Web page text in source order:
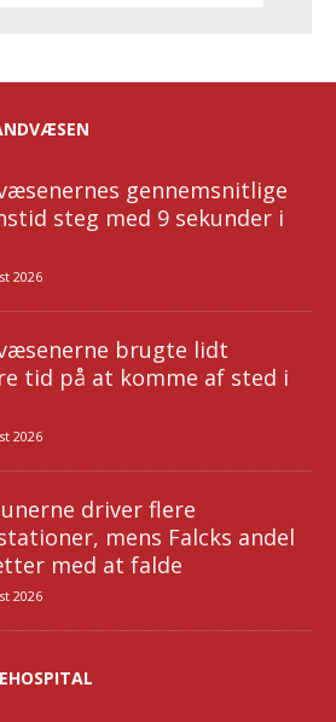
gennemsnitlige
steg med 9 sekunder i
2026
brugte lidt
tid på at komme af sted i
2026
driver flere
mens Falcks andel
med at falde
2026